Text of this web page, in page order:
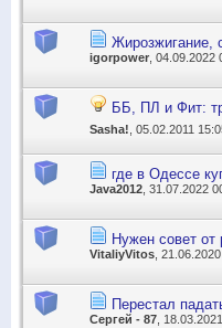
Жирозжигание,
igorpower , 04.09.2022
ББ, ПЛ и Фит:
Sasha! , 05.02.2011
где в Одессе
Java2012 , 31.07.2022
Нужен совет от
VitaliyVitos ,
Перестал
Сергей - 87,